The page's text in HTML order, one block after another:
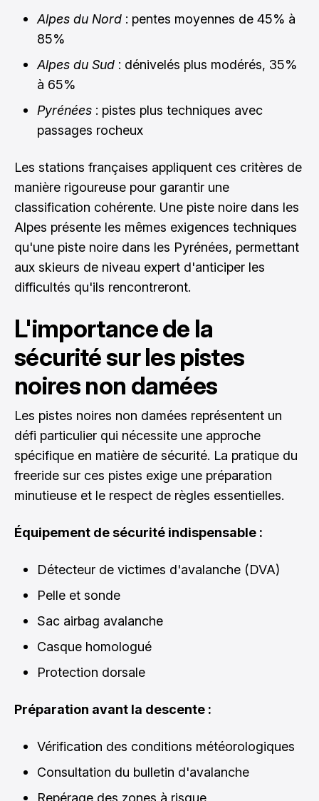
Alpes du Nord : pentes moyennes de 45% à
85%
Alpes du Sud : dénivelés plus modérés, 35%
à 65%
Pyrénées : pistes plus techniques avec
passages rocheux
Les stations françaises appliquent ces critères de
manière rigoureuse pour garantir une
classification cohérente. Une piste noire dans les
Alpes présente les mêmes exigences techniques
qu'une piste noire dans les Pyrénées, permettant
aux skieurs de niveau expert d'anticiper les
difficultés qu'ils rencontreront.
L'importance de la
sécurité sur les pistes
noires non damées
Les pistes noires non damées représentent un
défi particulier qui nécessite une approche
spécifique en matière de sécurité. La pratique du
freeride sur ces pistes exige une préparation
minutieuse et le respect de règles essentielles.
Équipement de sécurité indispensable :
Détecteur de victimes d'avalanche (DVA)
Pelle et sonde
Sac airbag avalanche
Casque homologué
Protection dorsale
Préparation avant la descente :
Vérification des conditions météorologiques
Consultation du bulletin d'avalanche
Repérage des zones à risque